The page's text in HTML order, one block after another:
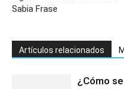
Sabia Frase
Artículos relacionados
¿Cómo